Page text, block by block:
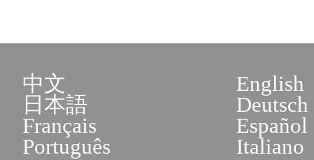
中文
English
日本語
Deutsch
Français
Español
Português
Italiano